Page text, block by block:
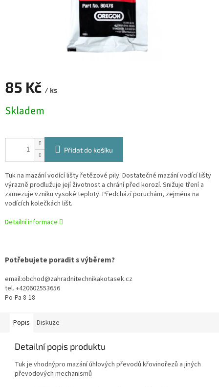
85 Kč / ks
cena:
Skladem
Přidat do košíku
Tuk na mazání vodící lišty řetězové pily. Dostatečné mazání vodící lišty
výrazně prodlužuje její životnost a chrání před korozí. Snižuje tření a
zamezuje vzniku vysoké teploty. Předchází poruchám, zejména na
vodících kolečkách lišt.
Detailní informace
Potřebujete poradit s výběrem?
email:obchod@zahradnitechnikakotasek.cz
tel. +420602553656
Po-Pa 8-18
Popis Diskuze
Detailní popis produktu
Tuk je vhodnýpro mazání úhlových převodů křovinořezů a jiných
převodových mechanismů